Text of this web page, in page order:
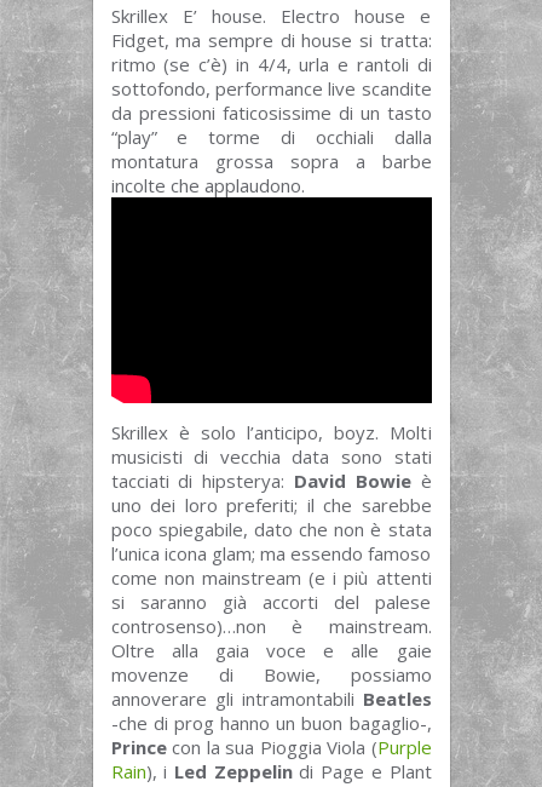
Skrillex E’ house. Electro house e
Fidget, ma sempre di house si tratta:
ritmo (se c’è) in 4/4, urla e rantoli di
sottofondo, performance live scandite
da pressioni faticosissime di un tasto
“play” e torme di occhiali dalla
montatura grossa sopra a barbe
incolte che applaudono.
Skrillex è solo l’anticipo, boyz. Molti
musicisti di vecchia data sono stati
tacciati di hipsterya: David Bowieè
uno dei loro preferiti; il che sarebbe
poco spiegabile, dato che non è stata
l’unica icona glam; ma essendo famoso
come non mainstream (e i più attenti
si saranno già accorti del palese
controsenso)…non è mainstream.
Oltre alla gaia voce e alle gaie
movenze di Bowie, possiamo
annoverare gli intramontabili Beatles
-che di prog hanno un buon bagaglio-,
Princecon la sua Pioggia Viola (Purple
Rain), i Led Zeppelindi Page e Plant